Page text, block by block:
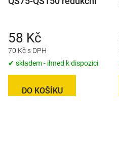
70 Kč s DPH
58 Kč
✔ skladem - ihned k dispozici
DO KOŠÍKU